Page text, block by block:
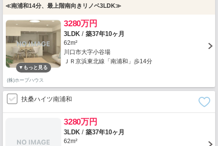
≪南浦和14分、最上階南向きリノベ3LDK≫
3280万円
3LDK / 築37年10ヶ月
62m²
川口市大字小谷場
ＪＲ京浜東北線「南浦和」歩14分
(株)ホープハウス
扶桑ハイツ南浦和
3280万円
3LDK / 築37年10ヶ月
62m²